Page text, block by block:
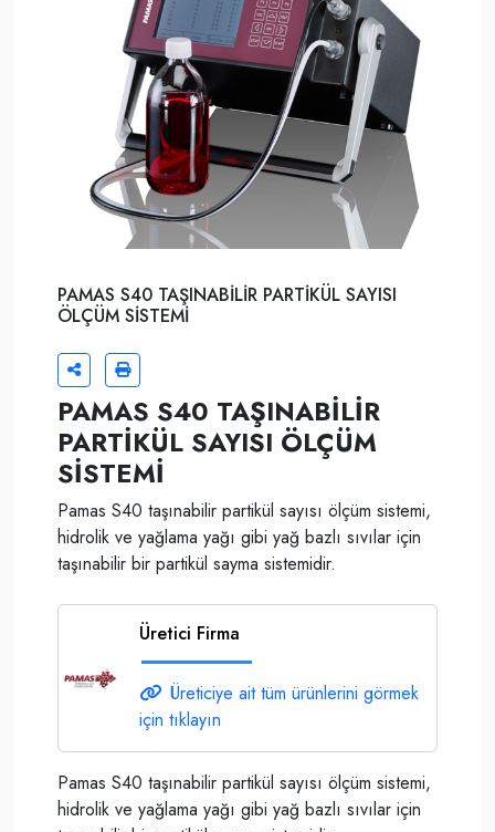
PAMAS S40 TAŞINABİLİR PARTİKÜL SAYISI
ÖLÇÜM SİSTEMİ
PAMAS S40 TAŞINABİLİR
PARTİKÜL SAYISI ÖLÇÜM
SİSTEMİ
Pamas S40 taşınabilir partikül sayısı ölçüm sistemi,
hidrolik ve yağlama yağı gibi yağ bazlı sıvılar için
taşınabilir bir partikül sayma sistemidir.
Üretici Firma
Üreticiye ait tüm ürünlerini görmek
için tıklayın
Pamas S40 taşınabilir partikül sayısı ölçüm sistemi,
hidrolik ve yağlama yağı gibi yağ bazlı sıvılar için